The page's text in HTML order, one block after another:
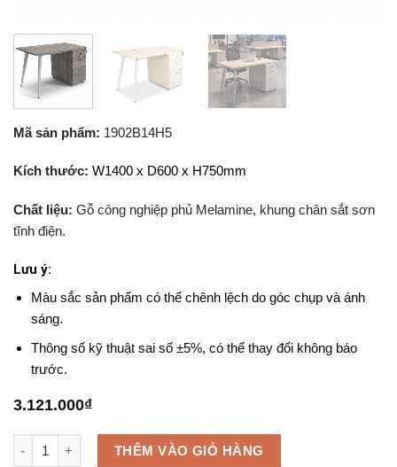
Mã sản phẩm: 1902B14H5
Kích thước: W1400 x D600 x H750mm
Chất liệu: Gỗ công nghiệp phủ Melamine, khung chân sắt sơn
tĩnh điện.
Lưu ý:
Màu sắc sản phẩm có thể chênh lệch do góc chụp và ánh
sáng.
Thông số kỹ thuật sai số ±5%, có thể thay đổi không báo
trước.
3.121.000₫
Bàn nhân viên 1M4 1902B14H5 số lượng
THÊM VÀO GIỎ HÀNG